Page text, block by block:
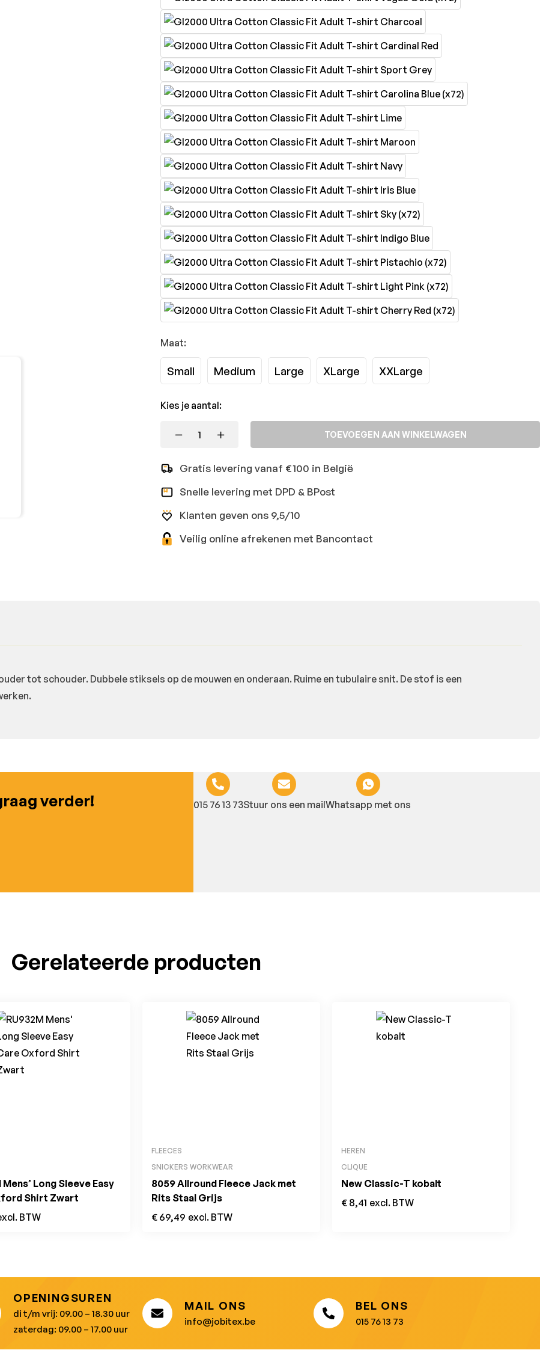
Maat:
Small Medium Large XLarge XXLarge
Kies je aantal:
TOEVOEGEN AAN WINKELWAGEN
Gratis levering vanaf €100 in België
Snelle levering met DPD & BPost
Klanten geven ons 9,5/10
Veilig online afrekenen met Bancontact
tot schouder. Dubbele stiksels op de mouwen en onderaan. Ruime en tubulaire snit. De stof is een
verder! 015 76 13 73Stuur ons een mailWhatsapp met ons
Gerelateerde producten
Mens’ Long Sleeve Easy
Shirt Zwart
BTW
FLEECES
SNICKERS WORKWEAR
8059 Allround Fleece Jack met
Rits Staal Grijs
€ 69,49 excl. BTW
HEREN
CLIQUE
New Classic-T kobalt
€ 8,41 excl. BTW
OPENINGSUREN
di t/m vrij: 09.00 – 18.30 uur
zaterdag: 09.00 – 17.00 uur
MAIL ONS
info@jobitex.be
BEL ONS
015 76 13 73